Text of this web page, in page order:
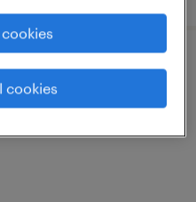
デスク・ユーザー
cookies